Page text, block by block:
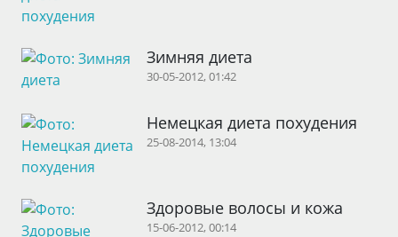
Зимняя диета
30-05-2012, 01:42
Немецкая диета похудения
25-08-2014, 13:04
Здоровые волосы и кожа
15-06-2012, 00:14